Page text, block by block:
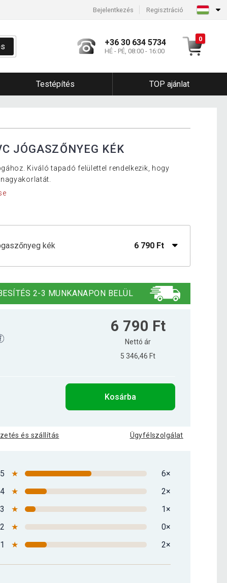
Bejelentkezés Regisztráció
+36 30 634 5734
HÉ - PÉ, 08:00 - 16:00
0
Testépítés TOP ajánlat
JÓGASZŐNYEG KÉK
Kiváló tapadó felülettel rendelkezik, hogy
kék 6 790 Ft
2-3 MUNKANAPON BELÜL
6 790 Ft
Nettó ár
5 346,46 Ft
Kosárba
és szállítás Ügyfélszolgálat
5 ★
6×
4
★
2×
3
★
1×
2
★
0×
1
★ 2×